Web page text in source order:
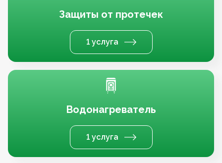
Защиты от протечек
1 услуга
Водонагреватель
1 услуга